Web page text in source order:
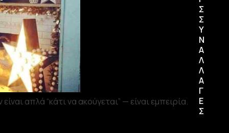
απλά “κάτι να ακούγεται” — είναι εμπειρία.
Σ
Σ
Υ
Ν
Α
Λ
Λ
Α
Γ
Ε
Σ